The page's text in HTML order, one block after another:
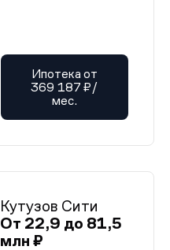
Ипотека от
369 187 ₽/
мес.
Кутузов Сити
От 22,9 до 81,5
млн ₽